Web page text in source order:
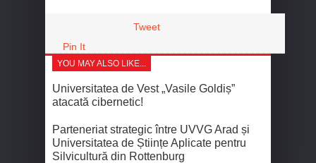
Tweet
Pin It
YOU MAY ALSO LIKE...
Universitatea de Vest „Vasile Goldiș”
atacată cibernetic!
Parteneriat strategic între UVVG Arad și
Universitatea de Științe Aplicate pentru
Silvicultură din Rottenburg